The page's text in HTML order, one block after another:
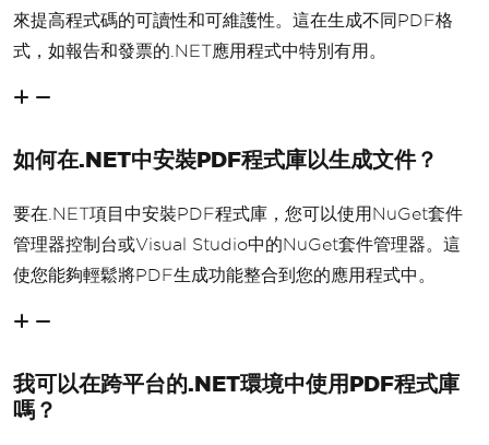
來提高程式碼的可讀性和可維護性。這在生成不同PDF格
式，如報告和發票的.NET應用程式中特別有用。
如何在.NET中安裝PDF程式庫以生成文件？
要在.NET項目中安裝PDF程式庫，您可以使用NuGet套件
管理器控制台或Visual Studio中的NuGet套件管理器。這
使您能夠輕鬆將PDF生成功能整合到您的應用程式中。
我可以在跨平台的.NET環境中使用PDF程式庫
嗎？